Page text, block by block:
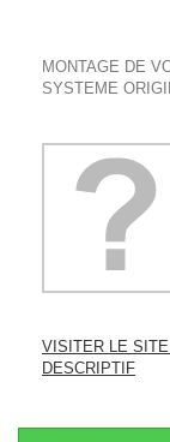
MONTAGE DE
SYSTEME
VISITER LE
DESCRIPTIF